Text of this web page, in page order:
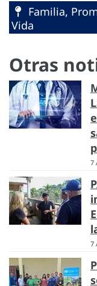
Familia,
Vida
Otras
7
7